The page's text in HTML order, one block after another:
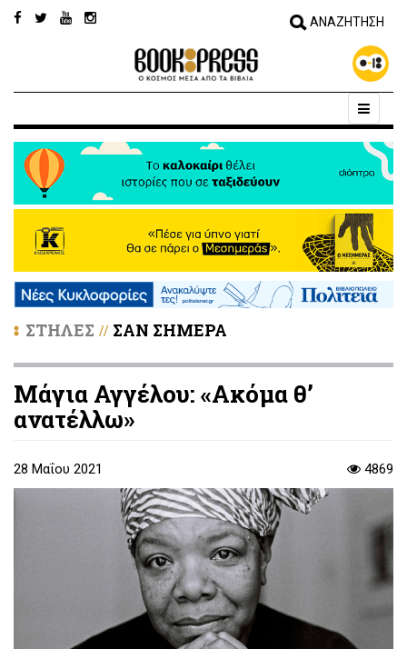
ΣΤΗΛΕΣ // ΣΑΝ ΣΗΜΕΡΑ
Μάγια Αγγέλου: «Ακόμα θ’
ανατέλλω»
28 Μαΐου 2021 4869